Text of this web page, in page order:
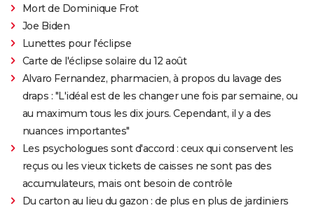
Mort de Dominique Frot
Joe Biden
Lunettes pour l'éclipse
Carte de l'éclipse solaire du 12 août
Alvaro Fernandez, pharmacien, à propos du lavage des
draps : "L'idéal est de les changer une fois par semaine, ou
au maximum tous les dix jours. Cependant, il y a des
nuances importantes"
Les psychologues sont d'accord : ceux qui conservent les
reçus ou les vieux tickets de caisses ne sont pas des
accumulateurs, mais ont besoin de contrôle
Du carton au lieu du gazon : de plus en plus de jardiniers